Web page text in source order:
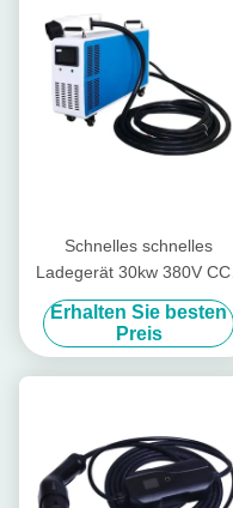
Schnelles schnelles
Ladegerät 30kw 380V CCS
tragbares Ladegerät DCs
Chademo
Erhalten Sie besten
Preis